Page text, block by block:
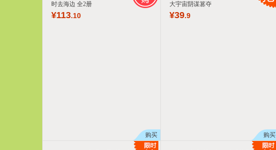
时去海边 全2册
¥113.10
购买
大宇宙阴谋篡夺
¥39.9
购买